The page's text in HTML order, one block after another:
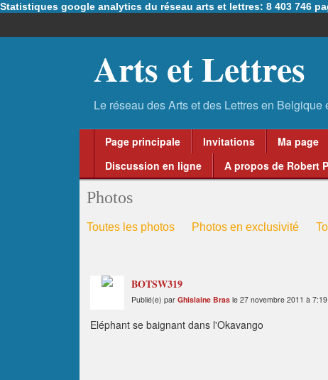
Statistiques google analytics du réseau arts et lettres: 8 403 746
Arts et Lettres
Page principale Invitations Ma page
Discussion en ligne
A propos de Robert
Photos
Toutes les photos Photos en exclusivité
BOTSW319
Publié(e) par Ghislaine Bras le 27 novembre 2011 à 7:19
Eléphant se baignant dans l'Okavango